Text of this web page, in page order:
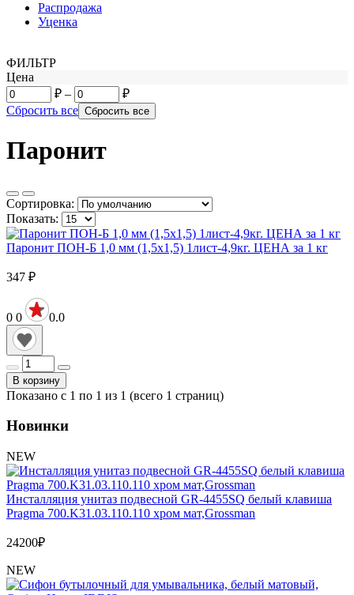
Распродажа
Уценка
ФИЛЬТР
Цена
₽ –
₽
Сбросить все
Паронит
Сортировка:
Показать:
Паронит ПОН-Б 1,0 мм (1,5х1,5) 1лист-4,9кг. ЦЕНА за 1 кг
347 ₽
0 0 0.0
В корзину
Показано с 1 по 1 из 1 (всего 1 страниц)
Новинки
NEW
Инсталляция унитаз подвесной GR-4455SQ белый клавиша
Pragma 700.K31.03.110.110 хром мат,Grossman
24200₽
NEW